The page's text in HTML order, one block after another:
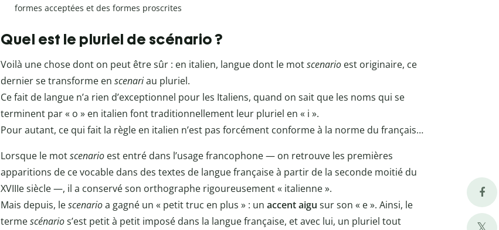
formes acceptées et des formes proscrites
Quel est le pluriel de scénario ?
Voilà une chose dont on peut être sûr : en italien, langue dont le motscenario est originaire, ce
dernier se transforme en scenariau pluriel.
Ce fait de langue n’a rien d’exceptionnel pour les Italiens, quand on sait que les noms qui se
terminent par « o » en italien font traditionnellement leur pluriel en « i ».
Pour autant, ce qui fait la règle en italien n’est pas forcément conforme à la norme du français…
Lorsque le motscenario est entré dans l’usage francophone — on retrouve les premières
apparitions de ce vocable dans des textes de langue française à partir de la seconde moitié du
XVIIIe siècle —, il a conservé son orthographe rigoureusement « italienne ».
Mais depuis, lescenarioa gagné un « petit truc en plus » : un accent aigu sur son « e ». Ainsi, le
termescénarios’est petit à petit imposé dans la langue française, et avec lui, un pluriel tout